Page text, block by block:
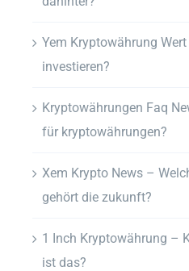
Yem Kryptowährung
investieren?
Kryptowährungen Faq
für kryptowährungen?
Xem Krypto News –
gehört die zukunft?
1 Inch Kryptowährung –
ist das?